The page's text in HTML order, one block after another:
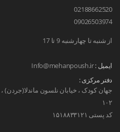
02188662520
09026503974
از شنبه تا چهارشنبه 9 تا 17
ایمیل :Info@mehanpoush.ir
دفتر مرکزی :
۱۰۲
کد پستی ۱۵۱۸۸۳۳۱۲۱